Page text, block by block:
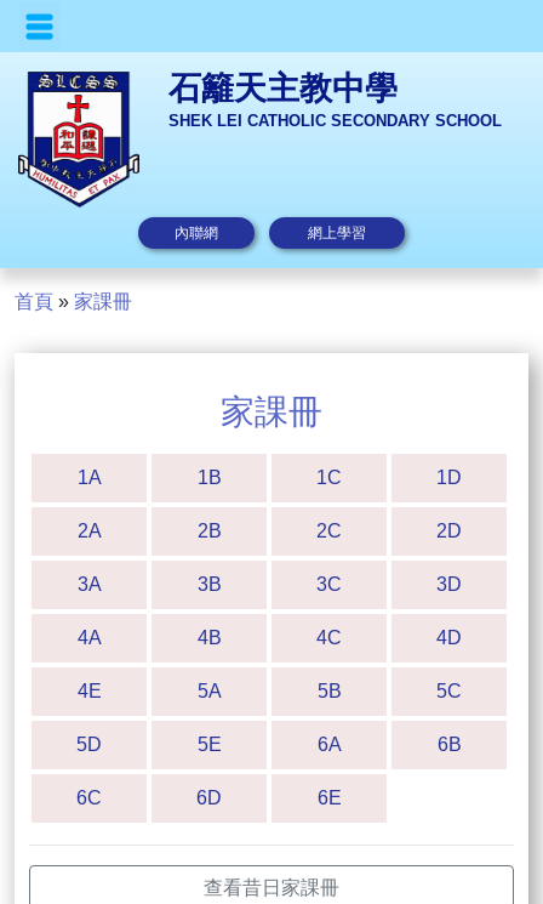
石籬天主教中學
SHEK LEI CATHOLIC SECONDARY SCHOOL
內聯網 網上學習
首頁 » 家課冊
家課冊
1A 1B 1C 1D
2A 2B 2C 2D
3A 3B 3C 3D
4A 4B 4C 4D
4E 5A 5B 5C
5D 5E 6A 6B
6C 6D 6E
查看昔日家課冊